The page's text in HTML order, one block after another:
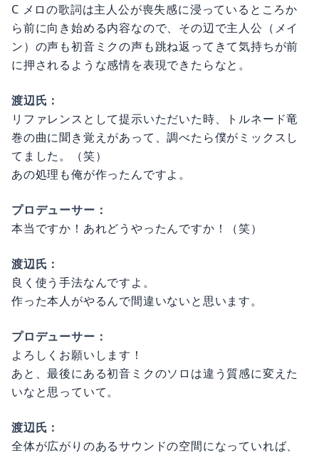
C メロの歌詞は主人公が喪失感に浸っているところか
ら前に向き始める内容なので、その辺で主人公（メイ
ン）の声も初音ミクの声も跳ね返ってきて気持ちが前
に押されるような感情を表現できたらなと。
渡辺氏：
リファレンスとして提示いただいた時、トルネード竜
巻の曲に聞き覚えがあって、調べたら僕がミックスし
てました。（笑）
あの処理も俺が作ったんですよ。
プロデューサー：
本当ですか！あれどうやったんですか！（笑）
渡辺氏：
良く使う手法なんですよ。
作った本人がやるんで間違いないと思います。
プロデューサー：
よろしくお願いします！
あと、最後にある初音ミクのソロは違う質感に変えた
いなと思っていて。
渡辺氏：
全体が広がりのあるサウンドの空間になっていれば、